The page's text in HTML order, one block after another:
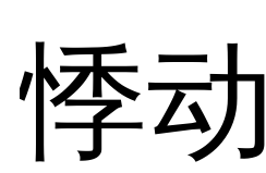
悸动